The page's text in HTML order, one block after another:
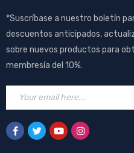
*Suscríbase a nuestro boletín
descuentos anticipados,
sobre nuevos productos para
membresía del 10%.